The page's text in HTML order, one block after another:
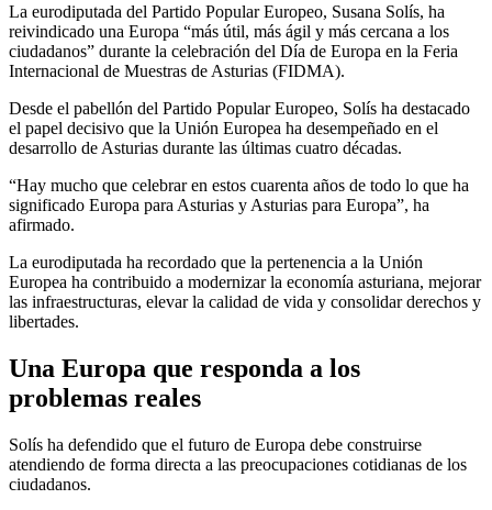
La eurodiputada del Partido Popular Europeo, Susana Solís, ha
reivindicado una Europa “más útil, más ágil y más cercana a los
ciudadanos” durante la celebración del Día de Europa en la Feria
Internacional de Muestras de Asturias (FIDMA).
Desde el pabellón del Partido Popular Europeo, Solís ha destacado
el papel decisivo que la Unión Europea ha desempeñado en el
desarrollo de Asturias durante las últimas cuatro décadas.
“Hay mucho que celebrar en estos cuarenta años de todo lo que ha
significado Europa para Asturias y Asturias para Europa”, ha
afirmado.
La eurodiputada ha recordado que la pertenencia a la Unión
Europea ha contribuido a modernizar la economía asturiana, mejorar
las infraestructuras, elevar la calidad de vida y consolidar derechos y
libertades.
Una Europa que responda a los
problemas reales
Solís ha defendido que el futuro de Europa debe construirse
atendiendo de forma directa a las preocupaciones cotidianas de los
ciudadanos.